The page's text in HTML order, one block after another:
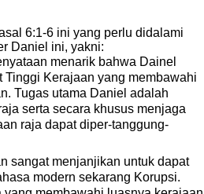
6:1-6 ini yang perlu didalami
Daniel ini, yakni:
menarik bahwa Dainel
Kerajaan yang membawahi
Tugas utama Daniel adalah
serta secara khusus menjaga
raja dapat diper-tanggung-
sangat menjanjikan untuk dapat
modern sekarang Korupsi.